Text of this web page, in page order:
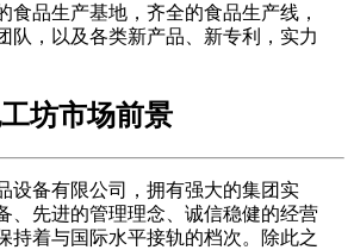
食品生产基地，齐全的食品生产线，
队，以及各类新产品、新专利，实力
坊市场前景
备有限公司，拥有强大的集团实
、先进的管理理念、诚信稳健的经营
持着与国际水平接轨的档次。除此之